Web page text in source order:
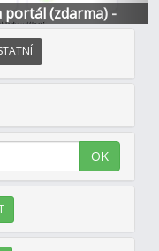
portál (zdarma) -
OK